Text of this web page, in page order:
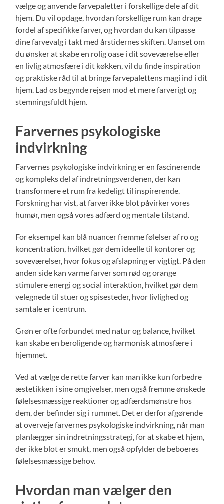
vælge og anvende farvepaletter i forskellige dele af dit
hjem. Du vil opdage, hvordan forskellige rum kan drage
fordel af specifikke farver, og hvordan du kan tilpasse
dine farvevalg i takt med årstidernes skiften. Uanset om
du ønsker at skabe en rolig oase i dit soveværelse eller
en livlig atmosfære i dit køkken, vil du finde inspiration
og praktiske råd til at bringe farvepalettens magi ind i dit
hjem. Lad os begynde rejsen mod et mere farverigt og
stemningsfuldt hjem.
Farvernes psykologiske
indvirkning
Farvernes psykologiske indvirkning er en fascinerende
og kompleks del af indretningsverdenen, der kan
transformere et rum fra kedeligt til inspirerende.
Forskning har vist, at farver ikke blot påvirker vores
humør, men også vores adfærd og mentale tilstand.
For eksempel kan blå nuancer fremme følelser af ro og
koncentration, hvilket gør dem ideelle til kontorer og
soveværelser, hvor fokus og afslapning er vigtigt. På den
anden side kan varme farver som rød og orange
stimulere energi og social interaktion, hvilket gør dem
velegnede til stuer og spisesteder, hvor livlighed og
samtale er i centrum.
Grøn er ofte forbundet med natur og balance, hvilket
kan skabe en beroligende og harmonisk atmosfære i
hjemmet.
Ved at vælge de rette farver kan man ikke kun forbedre
æstetikken i sine omgivelser, men også fremme ønskede
følelsesmæssige reaktioner og adfærdsmønstre hos
dem, der befinder sig i rummet. Det er derfor afgørende
at overveje farvernes psykologiske indvirkning, når man
planlægger sin indretningsstrategi, for at skabe et hjem,
der ikke blot er smukt, men også opfylder de beboeres
følelsesmæssige behov.
Hvordan man vælger den